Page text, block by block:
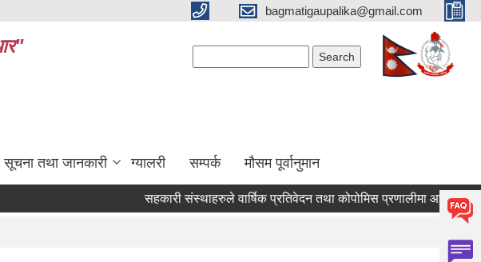
bagmatigaupalika@gmail.com
सूचना तथा जानकारी ग्यालरी सम्पर्क मौसम पूर्वानुमान
सहकारी संस्थाहरुले वार्षिक प्रतिवेदन तथा कोपोमिस प्रणालीमा आवद्ध भई